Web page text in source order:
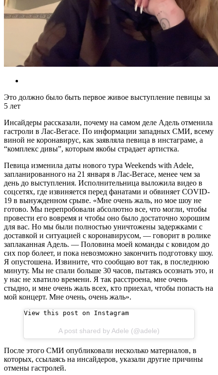
Это должно было быть первое живое выступление певицы за
5 лет
Инсайдеры рассказали, почему на самом деле Адель отменила
гастроли в Лас-Вегасе. По информации западных СМИ, всему
виной не коронавирус, как заявляла певица в инстаграме, а
“комплекс дивы”, которым якобы страдает артистка.
Певица изменила даты нового тура Weekends with Adele,
запланированного на 21 января в Лас-Вегасе, менее чем за
день до выступления. Исполнительница выложила видео в
соцсетях, где извиняется перед фанатами и обвиняет COVID-
19 в вынужденном срыве. «Мне очень жаль, но мое шоу не
готово. Мы перепробовали абсолютно все, что могли, чтобы
провести его вовремя и чтобы оно было достаточно хорошим
для вас. Но мы были полностью уничтожены задержками с
доставкой и ситуацией с коронавирусом, — говорит в ролике
заплаканная Адель. — Половина моей команды с ковидом до
сих пор болеет, и пока невозможно закончить подготовку шоу.
Я опустошена. Извините, что сообщаю вот так, в последнюю
минуту. Мы не спали больше 30 часов, пытаясь осознать это, и
у нас не хватило времени. Я так расстроена, мне очень
стыдно, и мне очень жаль всех, кто приехал, чтобы попасть на
мой концерт. Мне очень, очень жаль».
View this post on Instagram
A post shared by Adele (@adele)
После этого СМИ опубликовали несколько материалов, в
которых, ссылаясь на инсайдеров, указали другие причины
отмены гастролей.